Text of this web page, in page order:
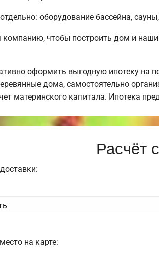
оборудование бассейна,
компанию, чтобы построить дом и
оформить выгодную ипотеку на
дома, самостоятельно
материнского капитала. Ипотека
Расчёт
на карте: